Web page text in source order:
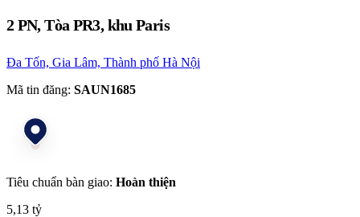
2 PN, Tòa PR3, khu Paris
Đa Tốn, Gia Lâm, Thành phố Hà Nội
Mã tin đăng: SAUN1685
Tiêu chuẩn bàn giao: Hoàn thiện
5,13 tỷ